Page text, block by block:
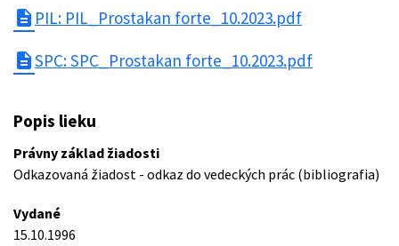
description PIL: PIL_Prostakan forte_10.2023.pdf
descriptionSPC: SPC_Prostakan forte_10.2023.pdf
Popis lieku
Právny základ žiadosti
Odkazovaná žiadost - odkaz do vedeckých prác (bibliografia)
Vydané
15.10.1996